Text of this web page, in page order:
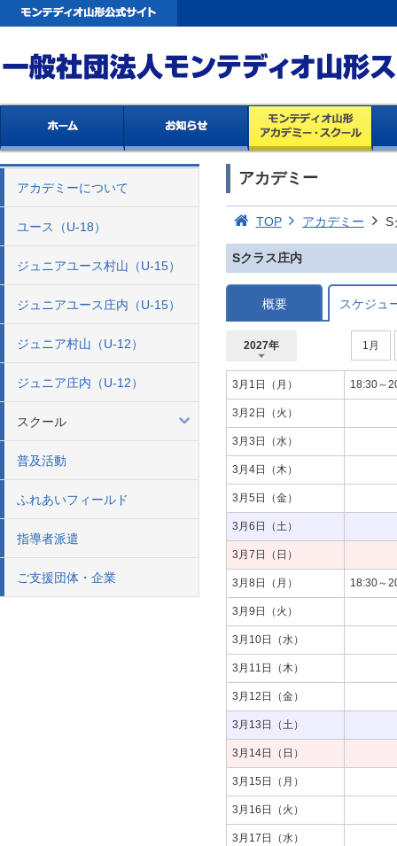
アカデミーについて
ユース（U-18）
ジュニアユース村山（U-15）
ジュニアユース庄内（U-15）
ジュニア村山（U-12）
ジュニア庄内（U-12）
スクール
普及活動
ふれあいフィールド
指導者派遣
ご支援団体・企業
アカデミー
TOP アカデミー S
Sクラス庄内
概要 スケジュ
2027年
2027年
2026年
1月
3月1日（月） 18:30～
3月2日（火）
3月3日（水）
3月4日（木）
3月5日（金）
3月6日（土）
3月7日（日）
3月8日（月） 18:30～
3月9日（火）
3月10日（水）
3月11日（木）
3月12日（金）
3月13日（土）
3月14日（日）
3月15日（月）
3月16日（火）
3月17日（水）